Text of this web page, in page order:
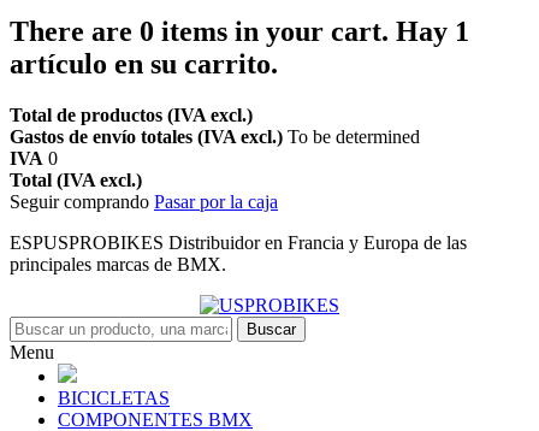
There are 0 items in your cart. Hay 1
artículo en su carrito.
Total de productos (IVA excl.)
Gastos de envío totales (IVA excl.) To be determined
IVA 0
Total (IVA excl.)
Seguir comprando Pasar por la caja
ESPUSPROBIKES Distribuidor en Francia y Europa de las
principales marcas de BMX.
Buscar
Menu
BICICLETAS
COMPONENTES BMX